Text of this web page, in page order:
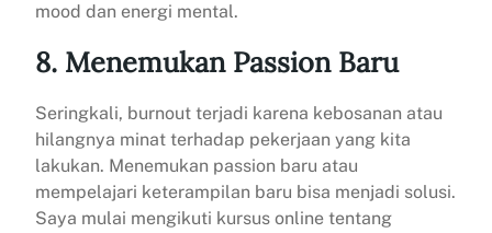
mood dan energi mental.
8. Menemukan Passion Baru
Seringkali, burnout terjadi karena kebosanan atau
hilangnya minat terhadap pekerjaan yang kita
lakukan. Menemukan passion baru atau
mempelajari keterampilan baru bisa menjadi solusi.
Saya mulai mengikuti kursus online tentang